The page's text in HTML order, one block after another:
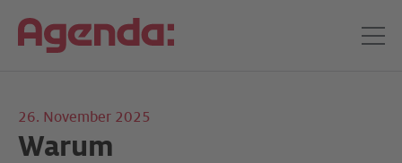
26. November 2025
Warum